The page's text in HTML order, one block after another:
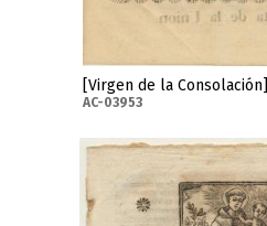
[Virgen de la Consolación]
AC-03953